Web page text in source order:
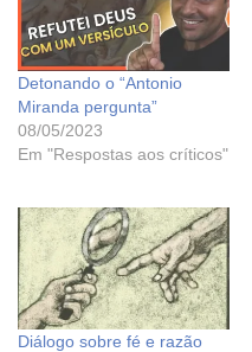
Detonando o “Antonio
Miranda pergunta”
08/05/2023
Em "Respostas aos críticos"
Diálogo sobre fé e razão